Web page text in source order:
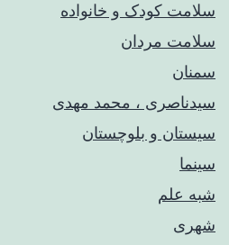
سلامت کودک‌ و خانواده
سلامت مردان
سمنان
سیدناصری ، محمد مهدی
سیستان و بلوچستان
سینما
شبه علم
شهری